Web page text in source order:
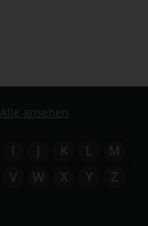
Alle ansehen
I J K L
M
V W X Y Z